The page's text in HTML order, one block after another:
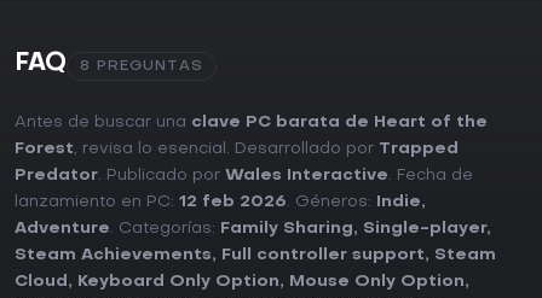
FAQ 8 PREGUNTAS
Antes de buscar una clave PC barata de Heart of the
Forest, revisa lo esencial. Desarrollado por Trapped
Predator. Publicado por Wales Interactive. Fecha de
lanzamiento en PC: 12 feb 2026. Géneros: Indie,
Adventure. Categorías: Family Sharing, Single-player,
Steam Achievements, Full controller support, Steam
Cloud , Keyboard Only Option, Mouse Only Option,